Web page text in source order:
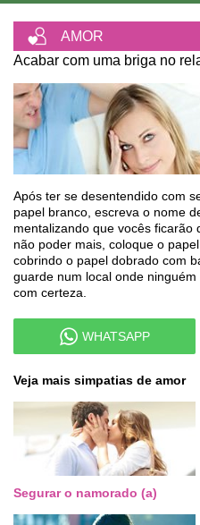
AMOR
Acabar com uma briga no
Após ter se desentendido com
papel branco, escreva o nome
mentalizando que vocês ficarão
não poder mais, coloque o
cobrindo o papel dobrado com
guarde num local onde
com certeza.
WHATSAPP
Veja mais simpatias de amor
Segurar o namorado (a)